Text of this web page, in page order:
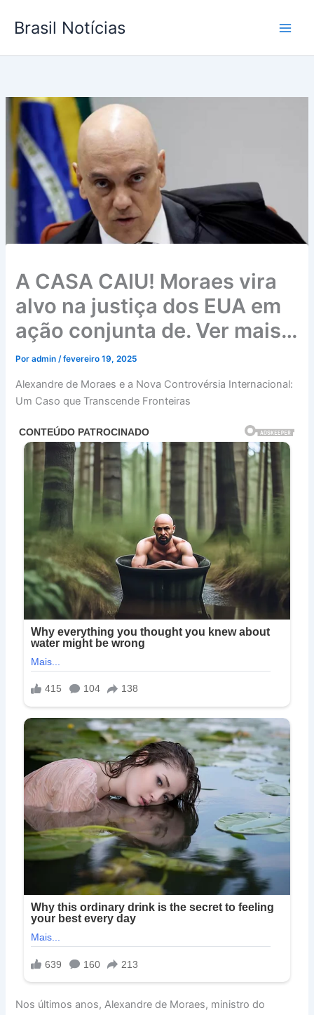
para
conteúdo
Brasil Notícias
A CASA CAIU! Moraes vira
alvo na justiça dos EUA em
ação conjunta de. Ver mais…
Poradmin/fevereiro 19, 2025
Alexandre de Moraes e a Nova Controvérsia Internacional:
Um Caso que Transcende Fronteiras
Nos últimos anos, Alexandre de Moraes, ministro do